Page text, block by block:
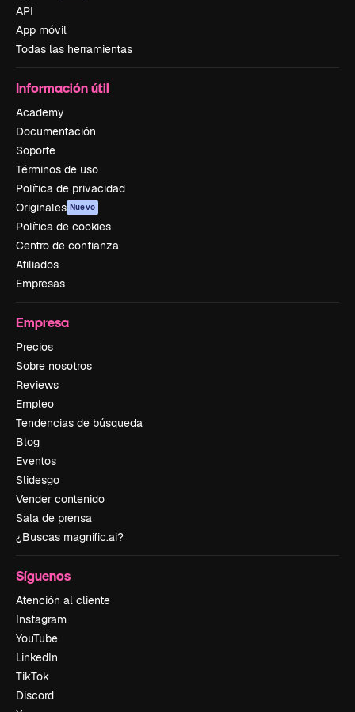
API
App móvil
Todas las herramientas
Información útil
Academy
Documentación
Soporte
Términos de uso
Política de privacidad
Originales Nuevo
Política de cookies
Centro de confianza
Afiliados
Empresas
Empresa
Precios
Sobre nosotros
Reviews
Empleo
Tendencias de búsqueda
Blog
Eventos
Slidesgo
Vender contenido
Sala de prensa
¿Buscas magnific.ai?
Síguenos
Atención al cliente
Instagram
YouTube
LinkedIn
TikTok
Discord